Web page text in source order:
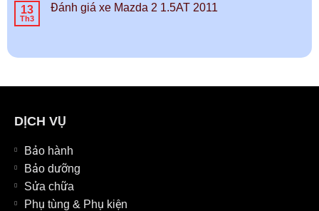
13
Th3
Đánh giá xe Mazda 2 1.5AT 2011
DỊCH VỤ
Bảo hành
Bảo dưỡng
Sửa chữa
Phụ tùng & Phụ kiện